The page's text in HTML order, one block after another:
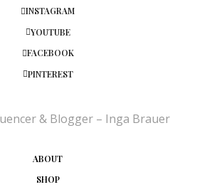
INSTAGRAM
YOUTUBE
FACEBOOK
PINTEREST
ABOUT
SHOP